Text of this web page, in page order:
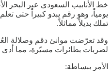
يومياً، وهو رقم يبدو كبيراً حتى
تملك بديلاً مماثلاً.
وقد تعرّضت موانئ دقم وصلالة
لضربات بطائرات مسيّرة، مما أدى
الأمر ببساطة: